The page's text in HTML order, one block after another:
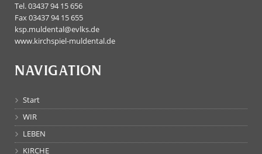
Tel. 03437 94 15 656
Fax 03437 94 15 655
ksp.muldental@evlks.de
www.kirchspiel-muldental.de
NAVIGATION
Start
WIR
LEBEN
KIRCHE